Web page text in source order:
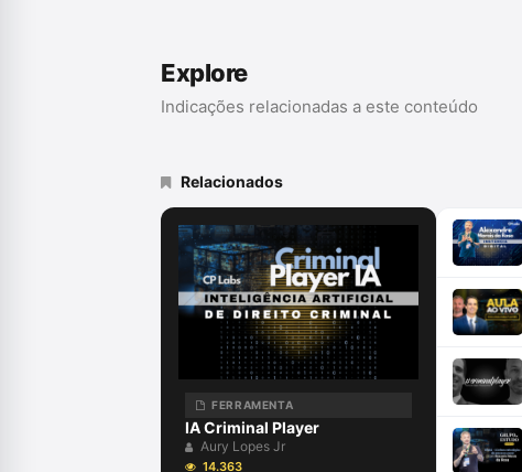
Explore
Indicações relacionadas a este conteúdo
Relacionados
FERRAMENTA
IA Criminal Player
Aury Lopes Jr
14.363